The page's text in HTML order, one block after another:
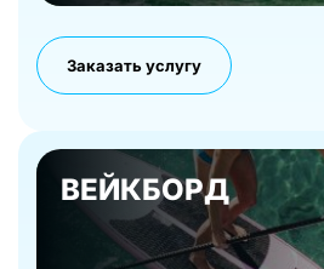
Заказать услугу
ВЕЙКБОРД